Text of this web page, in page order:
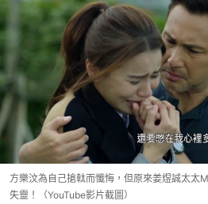
方樂汶為自己搶軚而懺悔，但原來姜煜誠太太
失靈！（YouTube影片截圖）